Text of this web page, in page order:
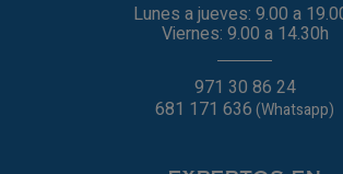
Lunes a jueves: 9.00 a
Viernes: 9.00 a 14.30h
971 30 86 24
681 171 636(Whatsapp)